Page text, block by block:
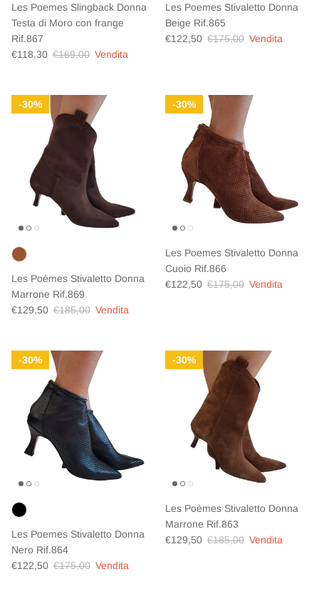
Les Poemes Slingback Donna
Testa di Moro con frange
Rif.867
Prezzo di vendita
€118,30 Prezzo normale
€169,00 Vendita
Les Poemes Stivaletto Donna
Beige Rif.865
Prezzo di vendita
€122,50 Prezzo normale
€175,00 Vendita
30%
Les Poèmes Stivaletto Donna
Marrone Rif.869
Prezzo di vendita
€129,50 Prezzo normale
€185,00 Vendita
30%
Les Poemes Stivaletto Donna
Cuoio Rif.866
Prezzo di vendita
€122,50 Prezzo normale
€175,00 Vendita
30%
Les Poemes Stivaletto Donna
Nero Rif.864
Prezzo di vendita
€122,50 Prezzo normale
€175,00 Vendita
30%
Les Poèmes Stivaletto Donna
Marrone Rif.863
Prezzo di vendita
€129,50 Prezzo normale
€185,00 Vendita